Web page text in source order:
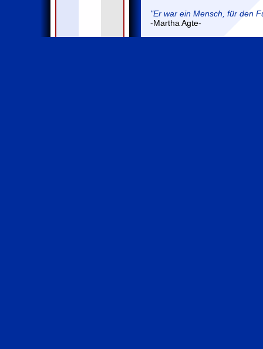
"Er war ein Mensch, für den
-Martha Agte-